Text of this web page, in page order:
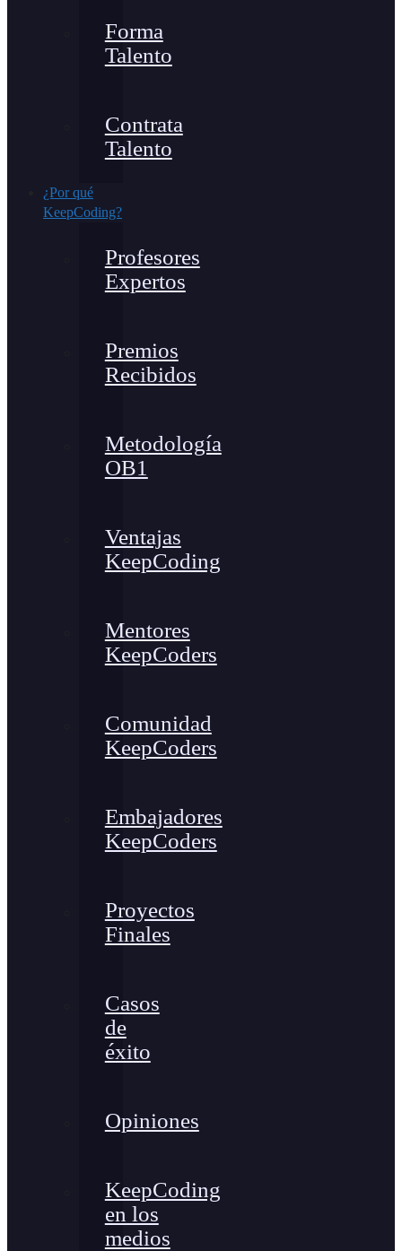
Forma
Talento
Contrata
Talento
¿Por qué
KeepCoding?
Profesores
Expertos
Premios
Recibidos
Metodología
OB1
Ventajas
KeepCoding
Mentores
KeepCoders
Comunidad
KeepCoders
Embajadores
KeepCoders
Proyectos
Finales
Casos
de
éxito
Opiniones
KeepCoding
en los
medios